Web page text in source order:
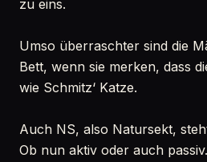
zu eins.
Umso überraschter sind die
Bett, wenn sie merken, dass
wie Schmitz‘ Katze.
Auch NS, also Natursekt,
Ob nun aktiv oder auch